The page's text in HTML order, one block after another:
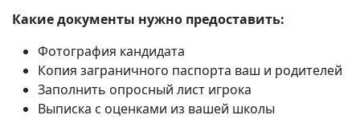
Какие документы нужно предоставить:
Фотография кандидата
Копия заграничного паспорта ваш и родителей
Заполнить опросный лист игрока
Выписка с оценками из вашей школы